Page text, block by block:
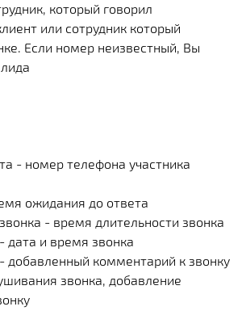
который говорил
или сотрудник который
Если номер неизвестный, Вы
- номер телефона участника
ожидания до ответа
- время длительности звонка
дата и время звонка
добавленный комментарий к звонку
звонка, добавление